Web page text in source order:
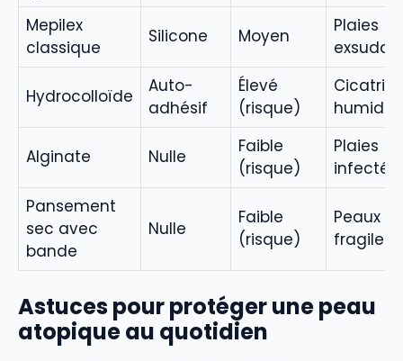
Mepilex
classique
Silicone Moyen
Plaies
Hydrocolloïde
Auto-
adhésif
Élevé
(risque)
humide
Alginate Nulle
Faible
(risque)
Plaies
Pansement
sec avec
bande
Nulle
Faible
(risque)
Peaux
fragiles
Astuces pour protéger une peau
atopique au quotidien